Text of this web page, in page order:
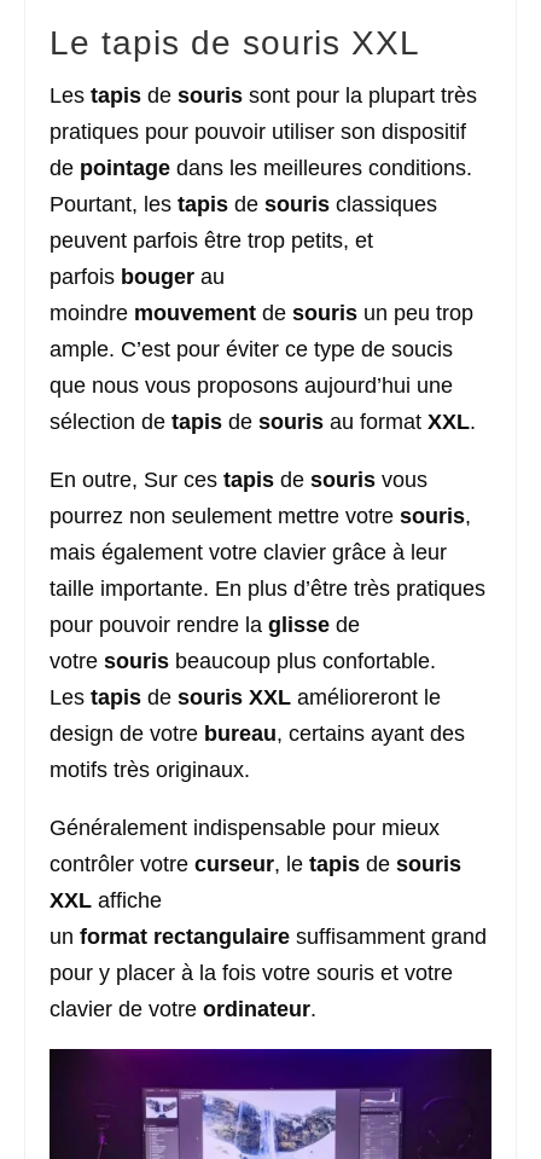
Le tapis de souris XXL
Les tapis de souris sont pour la plupart très
pratiques pour pouvoir utiliser son dispositif
de pointage dans les meilleures conditions.
Pourtant, les tapis de souris classiques
peuvent parfois être trop petits, et
parfois bouger au
moindre mouvement de souris un peu trop
ample. C’est pour éviter ce type de soucis
que nous vous proposons aujourd’hui une
sélection de tapis de souris au format XXL.
En outre, Sur ces tapis de souris vous
pourrez non seulement mettre votre souris,
mais également votre clavier grâce à leur
taille importante. En plus d’être très pratiques
pour pouvoir rendre la glisse de
votre souris beaucoup plus confortable.
Les tapis de souris XXL amélioreront le
design de votre bureau, certains ayant des
motifs très originaux.
Généralement indispensable pour mieux
contrôler votre curseur, le tapis de souris
XXL affiche
un format rectangulaire suffisamment grand
pour y placer à la fois votre souris et votre
clavier de votre ordinateur.